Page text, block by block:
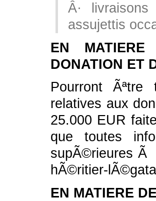
Â·
assujettis
EN MATIERE
DONATION ET
Pourront Ãªtre
relatives aux
25.000 EUR
que toutes
supÃ©rieures Ã
hÃ©ritier-
EN MATIERE